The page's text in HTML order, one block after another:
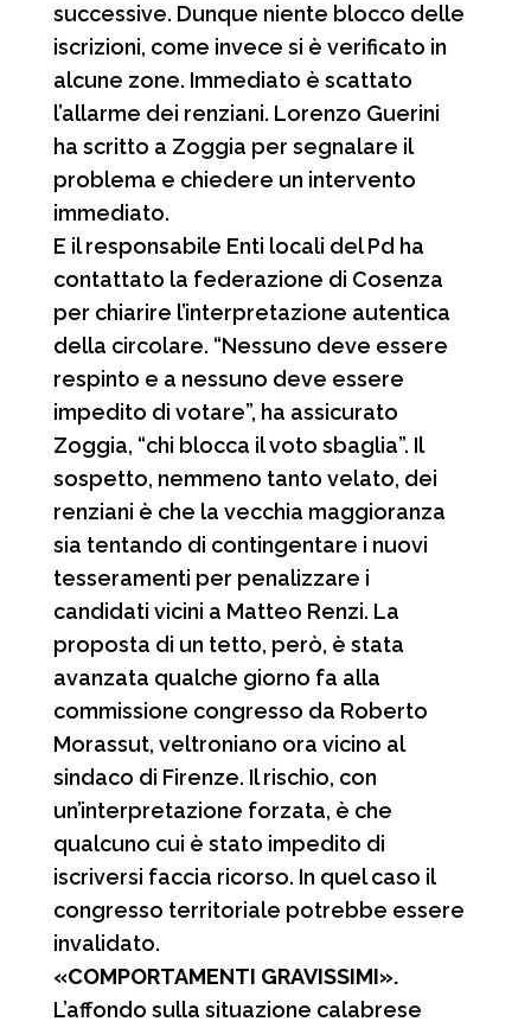
successive. Dunque niente blocco delle
iscrizioni, come invece si è verificato in
alcune zone. Immediato è scattato
l’allarme dei renziani. Lorenzo Guerini
ha scritto a Zoggia per segnalare il
problema e chiedere un intervento
immediato.
E il responsabile Enti locali del Pd ha
contattato la federazione di Cosenza
per chiarire l’interpretazione autentica
della circolare. “Nessuno deve essere
respinto e a nessuno deve essere
impedito di votare”, ha assicurato
Zoggia, “chi blocca il voto sbaglia”. Il
sospetto, nemmeno tanto velato, dei
renziani è che la vecchia maggioranza
sia tentando di contingentare i nuovi
tesseramenti per penalizzare i
candidati vicini a Matteo Renzi. La
proposta di un tetto, però, è stata
avanzata qualche giorno fa alla
commissione congresso da Roberto
Morassut, veltroniano ora vicino al
sindaco di Firenze. Il rischio, con
un’interpretazione forzata, è che
qualcuno cui è stato impedito di
iscriversi faccia ricorso. In quel caso il
congresso territoriale potrebbe essere
invalidato.
«COMPORTAMENTI GRAVISSIMI».
L’affondo sulla situazione calabrese